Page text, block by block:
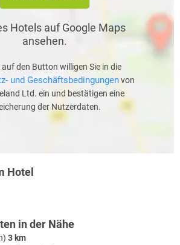
Hotels auf Google Maps
ansehen.
den Button willigen Sie in die
und Geschäftsbedingungenvon
Ltd. ein und bestätigen eine
der Nutzerdaten.
Hotel
in der Nähe
3 km